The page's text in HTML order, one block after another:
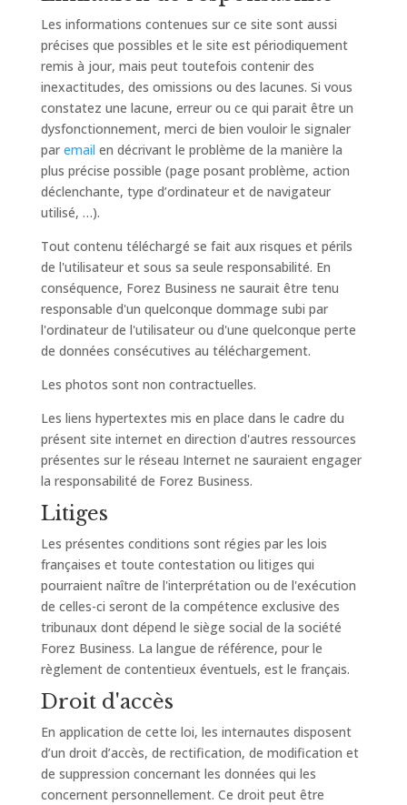
Les informations contenues sur ce site sont aussi
précises que possibles et le site est périodiquement
remis à jour, mais peut toutefois contenir des
inexactitudes, des omissions ou des lacunes. Si vous
constatez une lacune, erreur ou ce qui parait être un
dysfonctionnement, merci de bien vouloir le signaler
par email en décrivant le problème de la manière la
plus précise possible (page posant problème, action
déclenchante, type d’ordinateur et de navigateur
utilisé, …).
Tout contenu téléchargé se fait aux risques et périls
de l'utilisateur et sous sa seule responsabilité. En
conséquence, Forez Business ne saurait être tenu
responsable d'un quelconque dommage subi par
l'ordinateur de l'utilisateur ou d'une quelconque perte
de données consécutives au téléchargement.
Les photos sont non contractuelles.
Les liens hypertextes mis en place dans le cadre du
présent site internet en direction d'autres ressources
présentes sur le réseau Internet ne sauraient engager
la responsabilité de Forez Business.
Litiges
Les présentes conditions sont régies par les lois
françaises et toute contestation ou litiges qui
pourraient naître de l'interprétation ou de l'exécution
de celles-ci seront de la compétence exclusive des
tribunaux dont dépend le siège social de la société
Forez Business. La langue de référence, pour le
règlement de contentieux éventuels, est le français.
Droit d'accès
En application de cette loi, les internautes disposent
d’un droit d’accès, de rectification, de modification et
de suppression concernant les données qui les
concernent personnellement. Ce droit peut être